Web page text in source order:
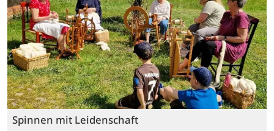
Spinnen mit Leidenschaft